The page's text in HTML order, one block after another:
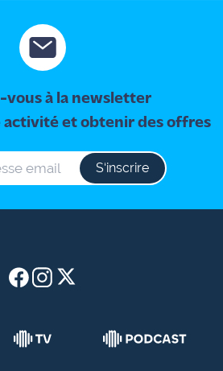
vous à la newsletter
activité et obtenir des offres
S‘inscrire